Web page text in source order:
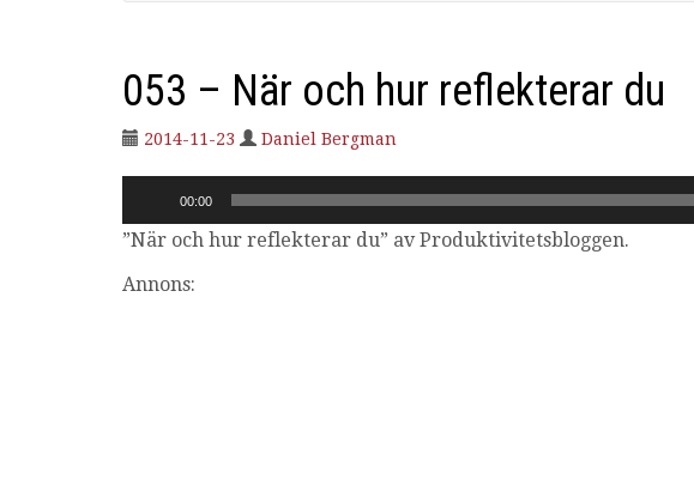
053 – När och hur reflekterar du
2014-11-23 Daniel Bergman
Ljudspelare
00:00
”När och hur reflekterar du” av Produktivitetsbloggen.
Annons: